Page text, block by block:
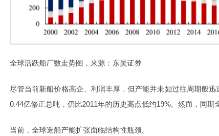
全球活跃船厂数走势图，来源：东吴证券
尽管当前新船价格高企、利润丰厚，但产能并未如过往周期般
0.44亿修正总吨，仍比2011年的历史高点低约19%。然而，同期
当前，全球造船产能扩张面临结构性瓶颈。